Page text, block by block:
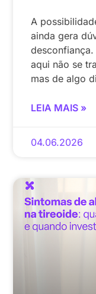
A
ainda gera
aqui não se
mas de algo
LEIA MAIS »
04.06.2026